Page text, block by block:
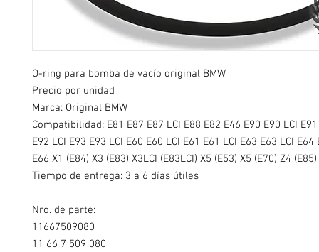
O-ring para bomba de vacío original BMW
Precio por unidad
Marca: Original BMW
Compatibilidad: E81 E87 E87 LCI E88 E82 E46 E90 E90 LCI
E92 LCI E93 E93 LCI E60 E60 LCI E61 E61 LCI E63 E63 LCI E64
E66 X1 (E84) X3 (E83) X3LCI (E83LCI) X5 (E53) X5 (E70) Z4 (E85)
Tiempo de entrega: 3 a 6 días útiles
Nro. de parte:
11667509080
11 66 7 509 080